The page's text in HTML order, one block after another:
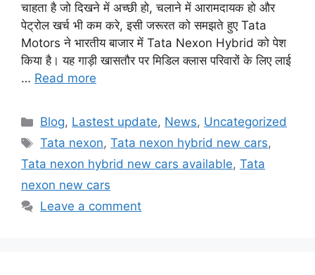
चाहता है जो दिखने में अच्छी हो, चलाने में आरामदायक हो और
पेट्रोल खर्च भी कम करे, इसी जरूरत को समझते हुए Tata
Motors ने भारतीय बाजार में Tata Nexon Hybrid को पेश
किया है। यह गाड़ी खासतौर पर मिडिल क्लास परिवारों के लिए लाई
… Read more
Categories
Blog, Lastest update, News, Uncategorized
Tags
Tata nexon,Tata nexon hybrid new cars,
Tata nexon hybrid new cars available, Tata
nexon new cars
Leave a comment